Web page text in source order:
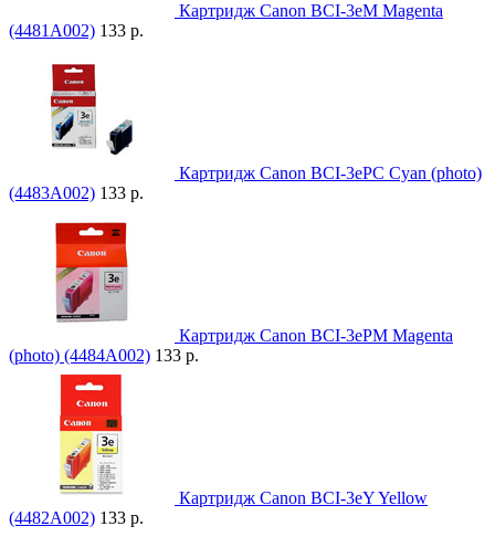
Картридж Canon BCI-3eM Magenta
(4481A002) 133 р.
Картридж Canon BCI-3ePC Cyan (photo)
(4483A002) 133 р.
Картридж Canon BCI-3ePM Magenta
(photo) (4484A002) 133 р.
Картридж Canon BCI-3eY Yellow
(4482A002) 133 р.